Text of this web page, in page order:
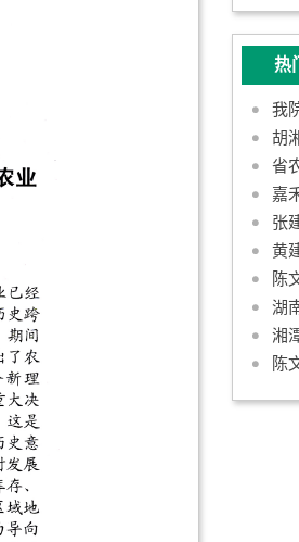
热
嘉
张
黄
湖
湘